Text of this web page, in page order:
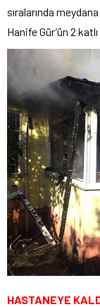
sıralarında
Hanife Gür’ün 2
HASTANEYE